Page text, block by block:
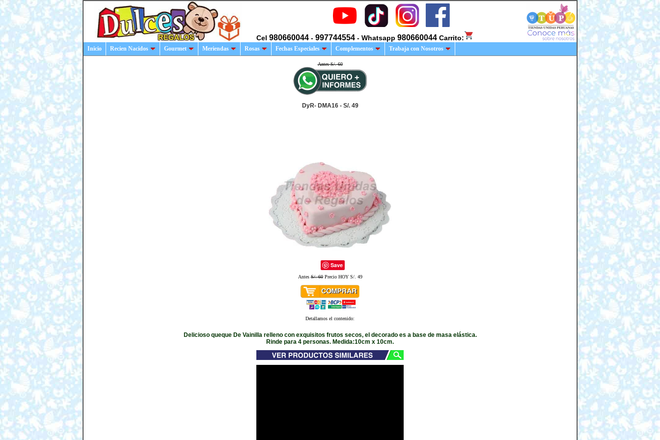
Cel 980660044 - 997744554 - Whatsapp 980660044 Carrito:
Inicio Recien Nacidos Gourmet Meriendas Rosas Fechas Especiales Complementos Trabaja con Nosotros
Antes S/. 60
DyR- DMA16 - S/. 49
Save
AntesS/. 60Precio HOY S/. 49
Detallamos el contenido:
Delicioso queque De Vainilla relleno con exquisitos frutos secos, el decorado es a base de masa elástica.
Rinde para 4 personas. Medida:10cm x 10cm.